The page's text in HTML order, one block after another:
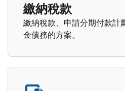
繳納稅款
繳納稅款、申請分期付款計
金債務的方案。